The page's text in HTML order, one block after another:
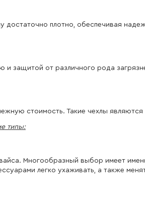
плотно, обеспечивая
защитой от различного рода
стоимость. Такие чехлы
типы:
Многообразный выбор имеет
легко ухаживать, а также